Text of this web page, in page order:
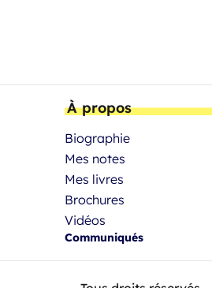
À propos
Biographie
Mes notes
Mes livres
Brochures
Vidéos
Communiqués